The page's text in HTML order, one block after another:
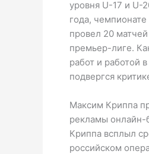
уровня U-17 и U-
года,
провел 20
премьер-лиге.
работ и работой
подвергся
Максим Криппа
рекламы онлайн-
Криппа всплыл
российском